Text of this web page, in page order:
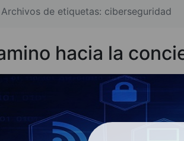
Archivos de etiquetas: ciberseguridad
hacia la